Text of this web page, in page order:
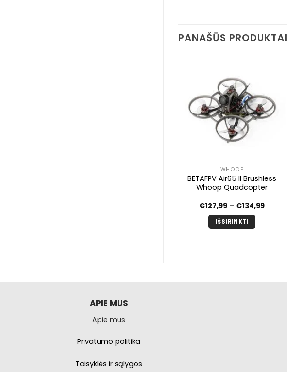
PANAŠŪS PRODUKTAI
WHOOP
BETAFPV Air65 II Brushless
Whoop Quadcopter
€127,99 – €134,99Kainų
IŠSIRINKTI
APIE MUS
Apie mus
Privatumo politika
Taisyklės ir sąlygos